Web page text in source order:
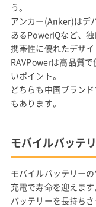
う。
アンカー(Anker)はデ
あるPowerIQなど、独
携帯性に優れたデザイ
RAVPowerは高品質
いポイント。
どちらも中国ブラン
もあります。
モバイルバッテ
モバイルバッテリー
充電で寿命を迎えます
バッテリーを長持ち